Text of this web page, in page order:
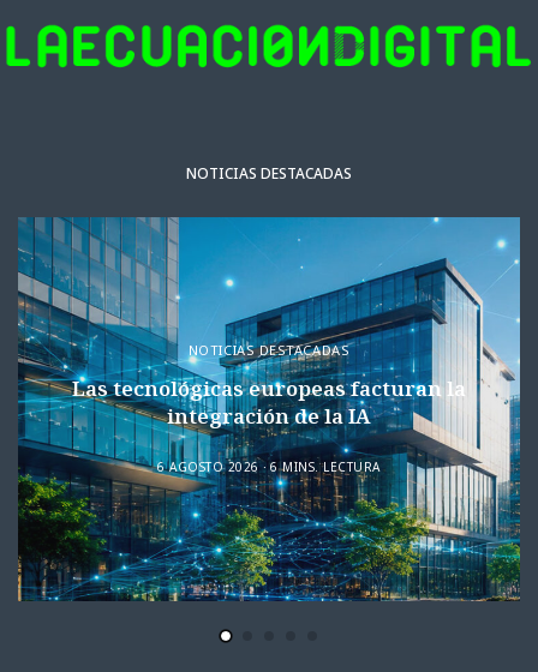
NOTICIAS DESTACADAS
NOTICIAS DESTACADAS
Las tecnológicas europeas facturan la
integración de la IA
6 AGOSTO 2026 6 MINS. LECTURA